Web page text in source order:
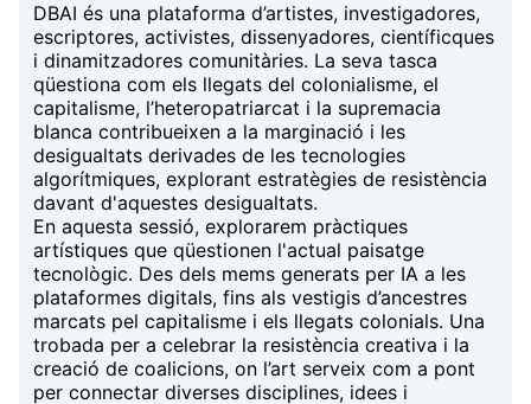
DBAI és una plataforma d’artistes, investigadores,
escriptores, activistes, dissenyadores, científicques
i dinamitzadores comunitàries. La seva tasca
qüestiona com els llegats del colonialisme, el
capitalisme, l’heteropatriarcat i la supremacia
blanca contribueixen a la marginació i les
desigualtats derivades de les tecnologies
algorítmiques, explorant estratègies de resistència
davant d'aquestes desigualtats.
En aquesta sessió, explorarem pràctiques
artístiques que qüestionen l'actual paisatge
tecnològic. Des dels mems generats per IA a les
plataformes digitals, fins als vestigis d’ancestres
marcats pel capitalisme i els llegats colonials. Una
trobada per a celebrar la resistència creativa i la
creació de coalicions, on l’art serveix com a pont
per connectar diverses disciplines, idees i